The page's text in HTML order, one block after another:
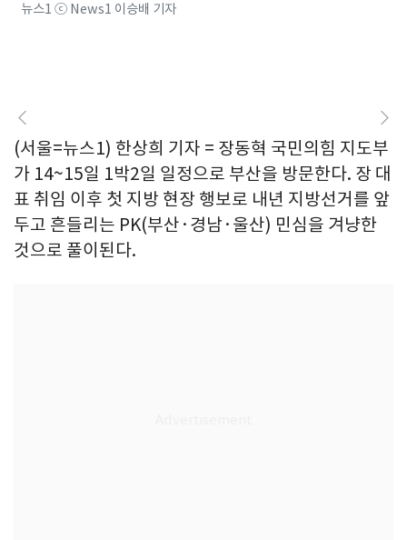
뉴스1 ⓒ News1 이승배 기자
(서울=뉴스1) 한상희 기자 = 장동혁 국민의힘 지도부
가 14~15일 1박2일 일정으로 부산을 방문한다. 장 대
표 취임 이후 첫 지방 현장 행보로 내년 지방선거를 앞
두고 흔들리는 PK(부산·경남·울산) 민심을 겨냥한
것으로 풀이된다.